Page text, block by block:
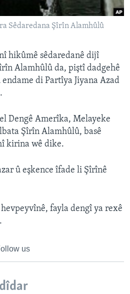
Sêdaredana Şîrîn Alamhûlû
hikûmê sêdaredanê dijî
Alamhûlû da, piştî dadgehê
di Partîya Jiyana Azad
Dengê Amerîka, Melayeke
Şîrîn Alamhûlû, basê
kirina wê dike.
û eşkence îfade li Şîrînê
fayla dengî ya rexê
us